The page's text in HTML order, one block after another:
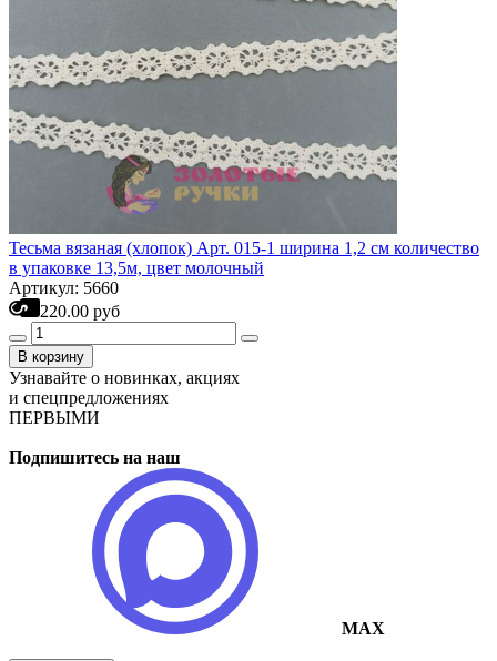
Тесьма вязаная (хлопок) Арт. 015-1 ширина 1,2 см количество
в упаковке 13,5м, цвет молочный
Артикул: 5660
220.00 руб
В корзину
Узнавайте о новинках, акциях
и спецпредложениях
ПЕРВЫМИ
Подпишитесь на наш
MAX